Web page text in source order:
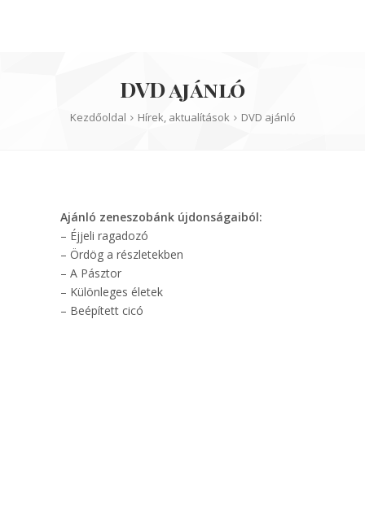
DVD ajánló
Kezdőoldal Hírek, aktualítások DVD ajánló
Ajánló zeneszobánk újdonságaiból:
– Éjjeli ragadozó
– Ördög a részletekben
– A Pásztor
– Különleges életek
– Beépített cicó